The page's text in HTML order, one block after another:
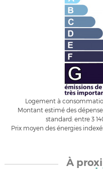
Logement à
Montant estimé des
standard: entre 3
Prix moyen des énergies
À